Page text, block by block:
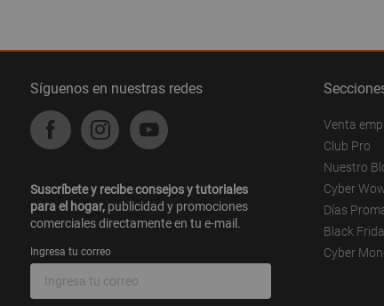
Síguenos en nuestras redes
Suscríbete y recibe consejos y tutoriales
para el hogar, publicidad y promociones
comerciales directamente en tu e-mail.
Ingresa tu correo
Venta
Club Pro
Nuestro
Cyber
Días
Black
Cyber